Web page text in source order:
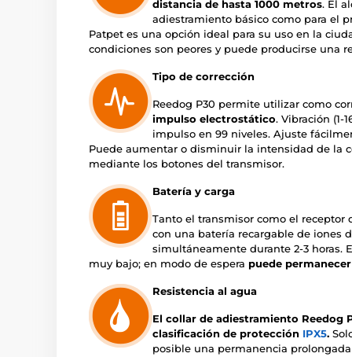
distancia de hasta 1000 metros. El
adiestramiento básico como para el
Patpet es una opción ideal para su uso en la
condiciones son peores y puede producirse una
Tipo de corrección
Reedog P30 permite utilizar como
impulso electrostático. Vibración (1-
impulso en 99 niveles. Ajuste
Puede aumentar o disminuir la intensidad de la
mediante los botones del transmisor.
Batería y carga
Tanto el transmisor como el receptor
con una batería recargable de iones
simultáneamente durante 2-3 horas.
muy bajo; en modo de espera puede permanecer
Resistencia al agua
El collar de adiestramiento Reedog
clasificación de protección IPX5.
posible una permanencia